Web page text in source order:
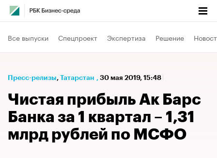
Все выпуски Спецпроект Экспертиза Решение
Пресс-релизы⁠, Татарстан , 30 мая 2019, 15:48
Чистая прибыль Ак Барс
Банка за 1 квартал – 1,31
млрд рублей по МСФО